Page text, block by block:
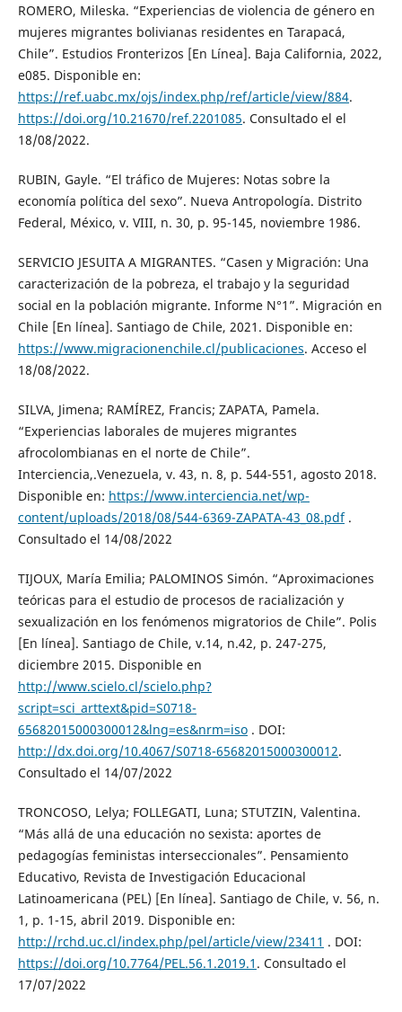
ROMERO, Mileska. “Experiencias de violencia de género en
mujeres migrantes bolivianas residentes en Tarapacá,
Chile”. Estudios Fronterizos [En Línea]. Baja California, 2022,
e085. Disponible en:
https://ref.uabc.mx/ojs/index.php/ref/article/view/884.
https://doi.org/10.21670/ref.2201085. Consultado el el
18/08/2022.
RUBIN, Gayle. “El tráfico de Mujeres: Notas sobre la
economía política del sexo”. Nueva Antropología. Distrito
Federal, México, v. VIII, n. 30, p. 95-145, noviembre 1986.
SERVICIO JESUITA A MIGRANTES. “Casen y Migración: Una
caracterización de la pobreza, el trabajo y la seguridad
social en la población migrante. Informe N°1”. Migración en
Chile [En línea]. Santiago de Chile, 2021. Disponible en:
https://www.migracionenchile.cl/publicaciones. Acceso el
18/08/2022.
SILVA, Jimena; RAMÍREZ, Francis; ZAPATA, Pamela.
“Experiencias laborales de mujeres migrantes
afrocolombianas en el norte de Chile”.
Interciencia,.Venezuela, v. 43, n. 8, p. 544-551, agosto 2018.
Disponible en: https://www.interciencia.net/wp-
content/uploads/2018/08/544-6369-ZAPATA-43_08.pdf.
Consultado el 14/08/2022
TIJOUX, María Emilia; PALOMINOS Simón. “Aproximaciones
teóricas para el estudio de procesos de racialización y
sexualización en los fenómenos migratorios de Chile”. Polis
[En línea]. Santiago de Chile, v.14, n.42, p. 247-275,
diciembre 2015. Disponible en
http://www.scielo.cl/scielo.php?
script=sci_arttext&pid=S0718-
65682015000300012&lng=es&nrm=iso. DOI:
http://dx.doi.org/10.4067/S0718-65682015000300012.
Consultado el 14/07/2022
TRONCOSO, Lelya; FOLLEGATI, Luna; STUTZIN, Valentina.
“Más allá de una educación no sexista: aportes de
pedagogías feministas interseccionales”. Pensamiento
Educativo, Revista de Investigación Educacional
Latinoamericana (PEL) [En línea]. Santiago de Chile, v. 56, n.
1, p. 1-15, abril 2019. Disponible en:
http://rchd.uc.cl/index.php/pel/article/view/23411 . DOI:
https://doi.org/10.7764/PEL.56.1.2019.1 . Consultado el
17/07/2022